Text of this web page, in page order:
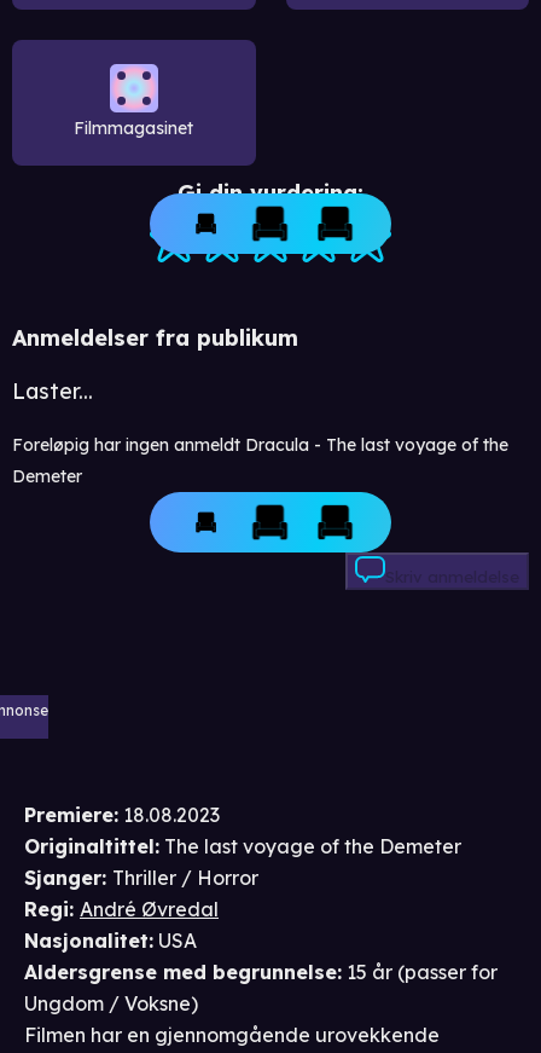
Filmmagasinet
Gi din vurdering:
Anmeldelser fra publikum
Laster...
Foreløpig har ingen anmeldt Dracula - The last voyage of the
Demeter
Skriv anmeldelse
Premiere: 18.08.2023
Originaltittel: The last voyage of the Demeter
Sjanger: Thriller / Horror
Regi: André Øvredal
Nasjonalitet: USA
Aldersgrense med begrunnelse: 15 år (passer for
Ungdom / Voksne)
Filmen har en gjennomgående urovekkende